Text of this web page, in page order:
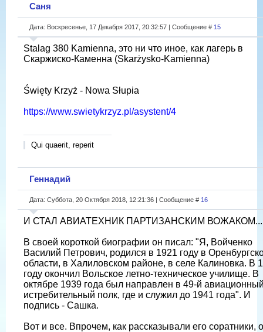
Саня
Дата: Воскресенье, 17 Декабря 2017, 20:32:57 | Сообщение # 15
Stalag 380 Kamienna, это ни что иное, как лагерь в
Скаржиско-Каменна (Skarżysko-Kamienna)
Święty Krzyż - Nowa Słupia
https://www.swietykrzyz.pl/asystent/4
Qui quaerit, reperit
Геннадий
Дата: Суббота, 20 Октября 2018, 12:21:36 | Сообщение # 16
И СТАЛ АВИАТЕХНИК ПАРТИЗАНСКИМ ВОЖАКОМ...
В своей короткой биографии он писал: "Я, Войченко
Василий Петрович, родился в 1921 году в
области, в Халиловском районе, в селе Калиновка. В
году окончил Вольское летно-техническое училище. В
октябре 1939 года был направлен в 49-й
истребительный полк, где и служил до 1941 года". И
подпись - Сашка.
Вот и все. Впрочем, как рассказывали его соратники,